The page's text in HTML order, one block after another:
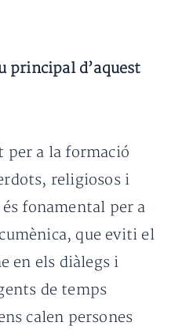
principal d’aquest
per a la formació
religiosos i
fonamental per a
que eviti el
en els diàlegs i
de temps
calen persones